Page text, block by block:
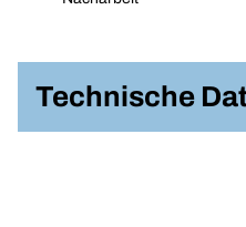
Technische